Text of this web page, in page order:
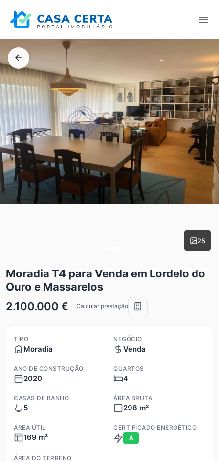
25
Moradia T4 para Venda em Lordelo do
Ouro e Massarelos
2.100.000 €
Calcular prestação
TIPO
Moradia
NEGÓCIO
Venda
ANO DE CONSTRUÇÃO
2020
QUARTOS
4
CASAS DE BANHO
5
ÁREA BRUTA
298 m²
ÁREA ÚTIL
169 m²
CERTIFICADO ENERGÉTICO
A
ÁREA DO TERRENO